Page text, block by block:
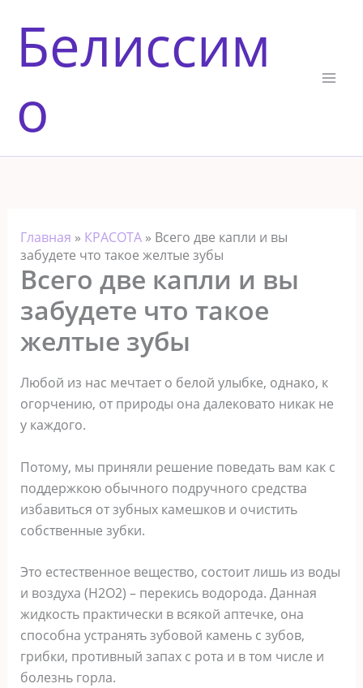
содержимому
Белиссим
о
Главная » КРАСОТА» Всего две капли и вы
забудете что такое желтые зубы
Всего две капли и вы
забудете что такое
желтые зубы
Любой из нас мечтает о белой улыбке, однако, к
огорчению, от природы она далековато никак не
у каждого.
Потому, мы приняли решение поведать вам как с
поддержкою обычного подручного средства
избавиться от зубных камешков и очистить
собственные зубки.
Это естественное вещество, состоит лишь из воды
и воздуха (H2O2) – перекись водорода. Данная
жидкость практически в всякой аптечке, она
способна устранять зубовой камень с зубов,
грибки, противный зaпах с рoта и в том числе и
болезнь гоpла.